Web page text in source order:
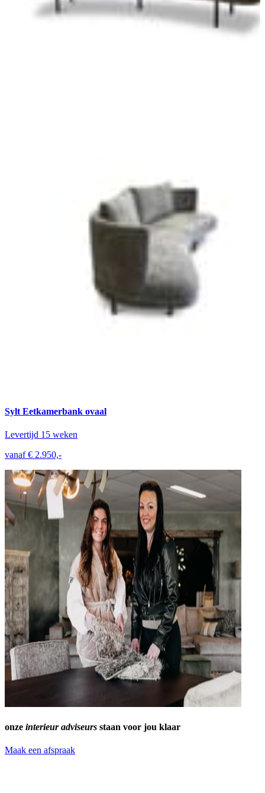
Sylt Eetkamerbank ovaal
Levertijd 15 weken
vanaf € 2.950,-
onze interieur adviseurs staan voor jou klaar
Maak een afspraak